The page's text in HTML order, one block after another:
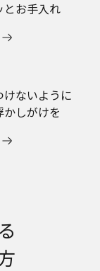
とお手入れ
ないように
しがけを